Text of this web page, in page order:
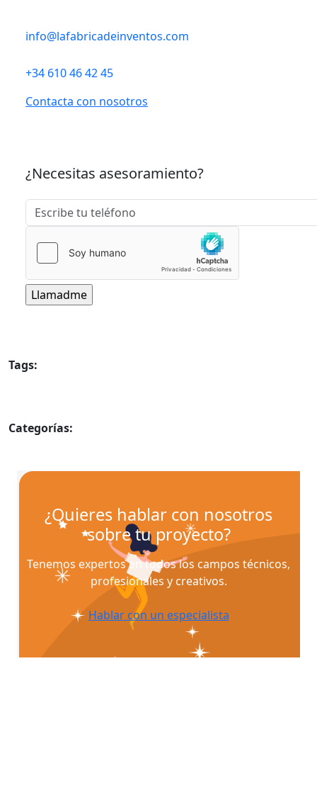
info@lafabricadeinventos.com
+34 610 46 42 45
Contacta con nosotros
¿Necesitas asesoramiento?
Tags:
Categorías:
¿Quieres hablar con nosotros
sobre tu proyecto?
Tenemos expertos en todos los campos técnicos,
profesionales y creativos.
Hablar con un especialista